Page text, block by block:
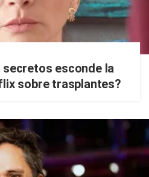
secretos esconde la
sobre trasplantes?